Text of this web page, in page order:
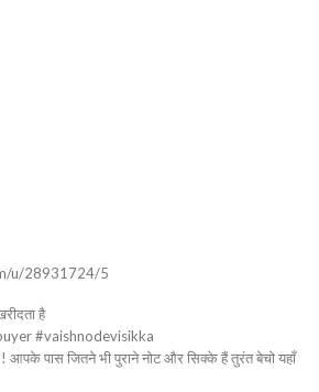
u/28931724/5
है
#vaishnodevisikka
पास जितने भी पुराने नोट और सिक्के हैं तुरंत बेचो यहाँ